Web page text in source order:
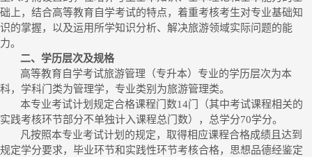
础上，结合高等教育自学考试的特点，着重考核考生对专业基础知
识的掌握，以及运用所学知识分析、解决旅游领域实际问题的能
力。
二、学历层次及规格
高等教育自学考试旅游管理（专升本）专业的学历层次为本
科，学科门类为管理学，专业类别为旅游管理类。
本专业考试计划规定合格课程门数14门（其中考试课程相关的
实践考核环节部分不单独计入课程总门数）
， 总学分70学分。
凡按照本专业考试计划的规定，取得相应课程合格成绩且达到
规定学分要求，毕业环节和实践性环节考核合格，思想品德经鉴定